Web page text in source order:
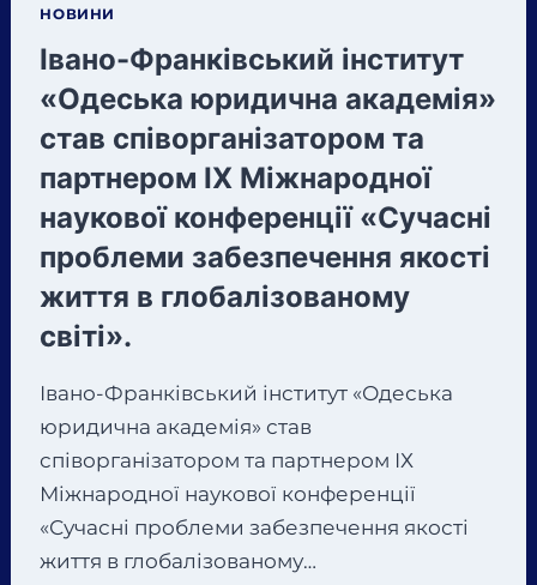
НОВИНИ
Івано-Франківський інститут
«Одеська юридична академія»
став співорганізатором та
партнером ІХ Міжнародної
наукової конференції «Сучасні
проблеми забезпечення якості
життя в глобалізованому
світі».
Івано-Франківський інститут «Одеська
юридична академія» став
співорганізатором та партнером ІХ
Міжнародної наукової конференції
«Сучасні проблеми забезпечення якості
життя в глобалізованому…